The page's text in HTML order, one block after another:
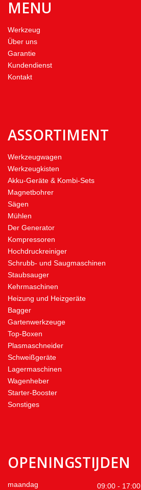
MENU
Werkzeug
Über uns
Garantie
Kundendienst
Kontakt
ASSORTIMENT
Werkzeugwagen
Werkzeugkisten
Akku-Geräte & Kombi-Sets
Magnetbohrer
Sägen
Mühlen
Der Generator
Kompressoren
Hochdruckreiniger
Schrubb- und Saugmaschinen
Staubsauger
Kehrmaschinen
Heizung und Heizgeräte
Bagger
Gartenwerkzeuge
Top-Boxen
Plasmaschneider
Schweißgeräte
Lagermaschinen
Wagenheber
Starter-Booster
Sonstiges
OPENINGSTIJDEN
maandag 09:00 - 17:00